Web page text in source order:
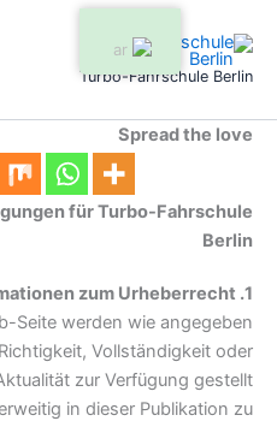
إلى
المحتوى
Turbo-Fahrschule Berlin
Spread the love
für Turbo-Fahrschule
Berlin
1. Informationen zum Urheberrecht
Seite werden wie angegeben
Vollständigkeit oder
zur Verfügung gestellt.
in dieser Publikation zu